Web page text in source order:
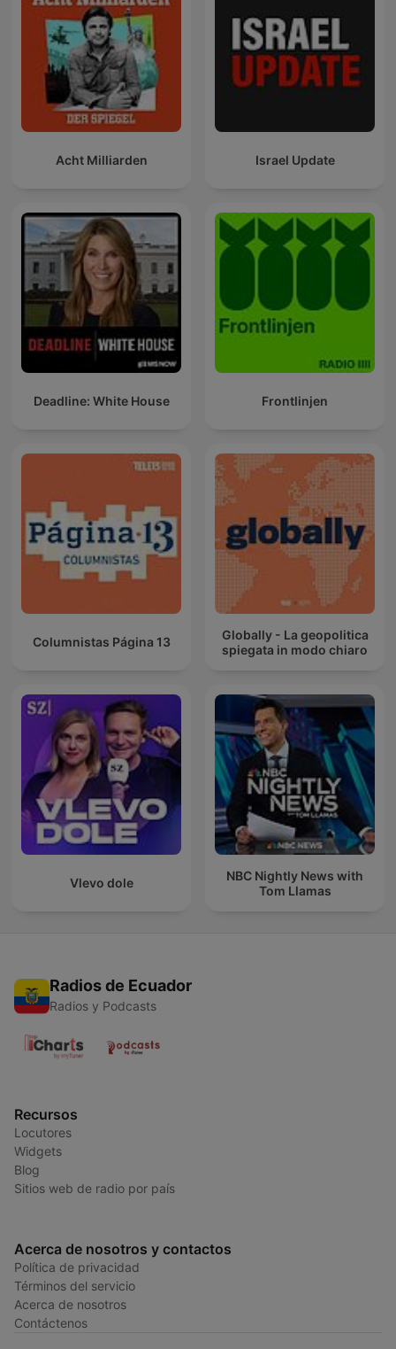
Acht Milliarden Israel Update
Deadline: White House Frontlinjen
Columnistas Página 13
Globally - La geopolitica
spiegata in modo chiaro
Vlevo dole
NBC Nightly News with
Tom Llamas
Radios de Ecuador
Radios y Podcasts
Recursos
Locutores
Widgets
Blog
Sitios web de radio por país
Acerca de nosotros y contactos
Política de privacidad
Términos del servicio
Acerca de nosotros
Contáctenos